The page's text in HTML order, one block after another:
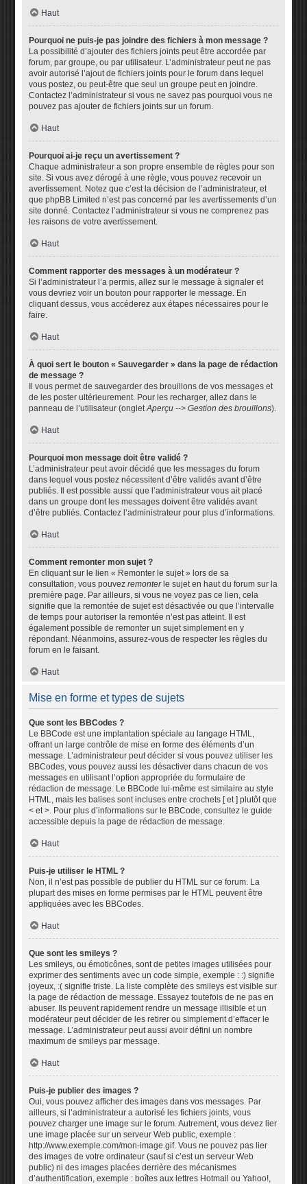
Haut
Pourquoi ne puis-je pas joindre des fichiers à mon message ?
La possibilité d’ajouter des fichiers joints peut être accordée par
forum, par groupe, ou par utilisateur. L’administrateur peut ne pas
avoir autorisé l’ajout de fichiers joints pour le forum dans lequel
vous postez, ou peut-être que seul un groupe peut en joindre.
Contactez l’administrateur si vous ne savez pas pourquoi vous ne
pouvez pas ajouter de fichiers joints sur un forum.
Haut
Pourquoi ai-je reçu un avertissement ?
Chaque administrateur a son propre ensemble de règles pour son
site. Si vous avez dérogé à une règle, vous pouvez recevoir un
avertissement. Notez que c’est la décision de l’administrateur, et
que phpBB Limited n’est pas concerné par les avertissements d’un
site donné. Contactez l’administrateur si vous ne comprenez pas
les raisons de votre avertissement.
Haut
Comment rapporter des messages à un modérateur ?
Si l’administrateur l’a permis, allez sur le message à signaler et
vous devriez voir un bouton pour rapporter le message. En
cliquant dessus, vous accéderez aux étapes nécessaires pour le
faire.
Haut
À quoi sert le bouton « Sauvegarder » dans la page de rédaction
de message ?
Il vous permet de sauvegarder des brouillons de vos messages et
de les poster ultérieurement. Pour les recharger, allez dans le
panneau de l’utilisateur (ongletAperçu --> Gestion des brouillons).
Haut
Pourquoi mon message doit être validé ?
L’administrateur peut avoir décidé que les messages du forum
dans lequel vous postez nécessitent d’être validés avant d’être
publiés. Il est possible aussi que l’administrateur vous ait placé
dans un groupe dont les messages doivent être validés avant
d’être publiés. Contactez l’administrateur pour plus d’informations.
Haut
Comment remonter mon sujet ?
En cliquant sur le lien « Remonter le sujet » lors de sa
consultation, vous pouvezremonterle sujet en haut du forum sur la
première page. Par ailleurs, si vous ne voyez pas ce lien, cela
signifie que la remontée de sujet est désactivée ou que l’intervalle
de temps pour autoriser la remontée n’est pas atteint. Il est
également possible de remonter un sujet simplement en y
répondant. Néanmoins, assurez-vous de respecter les règles du
forum en le faisant.
Haut
Mise en forme et types de sujets
Que sont les BBCodes ?
Le BBCode est une implantation spéciale au langage HTML,
offrant un large contrôle de mise en forme des éléments d’un
message. L’administrateur peut décider si vous pouvez utiliser les
BBCodes, vous pouvez aussi les désactiver dans chacun de vos
messages en utilisant l’option appropriée du formulaire de
rédaction de message. Le BBCode lui-même est similaire au style
HTML, mais les balises sont incluses entre crochets [ et ] plutôt que
< et >. Pour plus d’informations sur le BBCode, consultez le guide
accessible depuis la page de rédaction de message.
Haut
Puis-je utiliser le HTML ?
Non, il n’est pas possible de publier du HTML sur ce forum. La
plupart des mises en forme permises par le HTML peuvent être
appliquées avec les BBCodes.
Haut
Que sont les smileys ?
Les smileys, ou émoticônes, sont de petites images utilisées pour
exprimer des sentiments avec un code simple, exemple : :) signifie
joyeux, :( signifie triste. La liste complète des smileys est visible sur
la page de rédaction de message. Essayez toutefois de ne pas en
abuser. Ils peuvent rapidement rendre un message illisible et un
modérateur peut décider de les retirer ou simplement d’effacer le
message. L’administrateur peut aussi avoir défini un nombre
maximum de smileys par message.
Haut
Puis-je publier des images ?
Oui, vous pouvez afficher des images dans vos messages. Par
ailleurs, si l’administrateur a autorisé les fichiers joints, vous
pouvez charger une image sur le forum. Autrement, vous devez lier
une image placée sur un serveur Web public, exemple :
http://www.exemple.com/mon-image.gif. Vous ne pouvez pas lier
des images de votre ordinateur (sauf si c’est un serveur Web
public) ni des images placées derrière des mécanismes
d’authentification, exemple : boîtes aux lettres Hotmail ou Yahoo!,